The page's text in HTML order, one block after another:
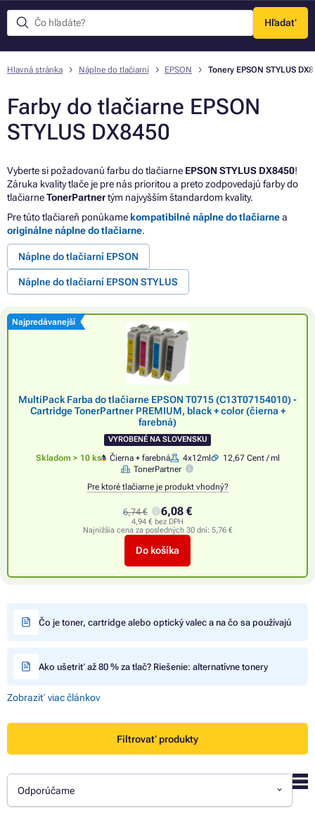
Hľadať
Menu
Hlavná stránka Náplne do tlačiarní EPSON Tonery EPSON STYLUS
Farby do tlačiarne EPSON
STYLUS DX8450
Vyberte si požadovanú farbu do tlačiarne EPSON STYLUS DX8450!
Záruka kvality tlače je pre nás prioritou a preto zodpovedajú farby do
tlačiarneTonerPartnertým najvyšším štandardom kvality.
Pre túto tlačiareň ponúkame kompatibilné náplne do tlačiarnea
originálne náplne do tlačiarne.
Náplne do tlačiarní EPSON
Náplne do tlačiarní EPSON STYLUS
Najpredávanejší
MultiPack Farba do tlačiarne EPSON T0715 (C13T07154010) -
Cartridge TonerPartner PREMIUM, black + color (čierna +
farebná)
VYROBENÉ NA SLOVENSKU
Skladom > 10 ks Čierna + farebná 4x12ml
12,67 Cent / ml
TonerPartner
Pre ktoré tlačiarne je produkt vhodný?
6,74 € 6,08 €
4,94 € bez DPH
Najnižšia cena za posledných 30 dní: 5,76 €
Do košíka
Čo je toner, cartridge alebo optický valec a na čo sa používajú
Ako ušetriť až 80 % za tlač? Riešenie: alternatívne tonery
Zobraziť viac článkov
Filtrovať produkty
Odporúčame